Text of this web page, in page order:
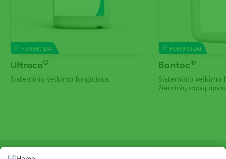
FUNGICIDAI
Ultraca®
Sisteminio veikimo fungicidas
FUNGICIDAI
Bontoc®
Sisteminio veikimo
žieminių rapsų